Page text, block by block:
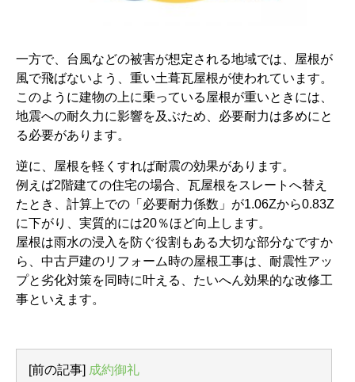
一方で、台風などの被害が想定される地域では、屋根が
風で飛ばないよう、重い土葺瓦屋根が使われています。
このように建物の上に乗っている屋根が重いときには、
地震への耐久力に影響を及ぶため、必要耐力は多めにと
る必要があります。
逆に、屋根を軽くすれば耐震の効果があります。
例えば2階建ての住宅の場合、瓦屋根をスレートへ替え
たとき、計算上での「必要耐力係数」が1.06Zから0.83Z
に下がり、実質的には20％ほど向上します。
屋根は雨水の浸入を防ぐ役割もある大切な部分なですか
ら、中古戸建のリフォーム時の屋根工事は、耐震性アッ
プと劣化対策を同時に叶える、たいへん効果的な改修工
事といえます。
[前の記事] 成約御礼